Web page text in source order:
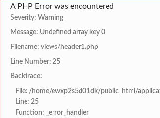
A PHP Error was encountered
Severity: Warning
Message: Undefined array key 0
Filename: views/header1.php
Line Number: 25
Backtrace:
File: /home/ewxp2s5d01dk/public_html/
Line: 25
Function: _error_handler